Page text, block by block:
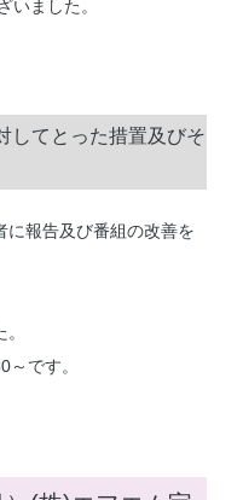
ました。
してとった措置及びそ
に報告及び番組の改善を
です。